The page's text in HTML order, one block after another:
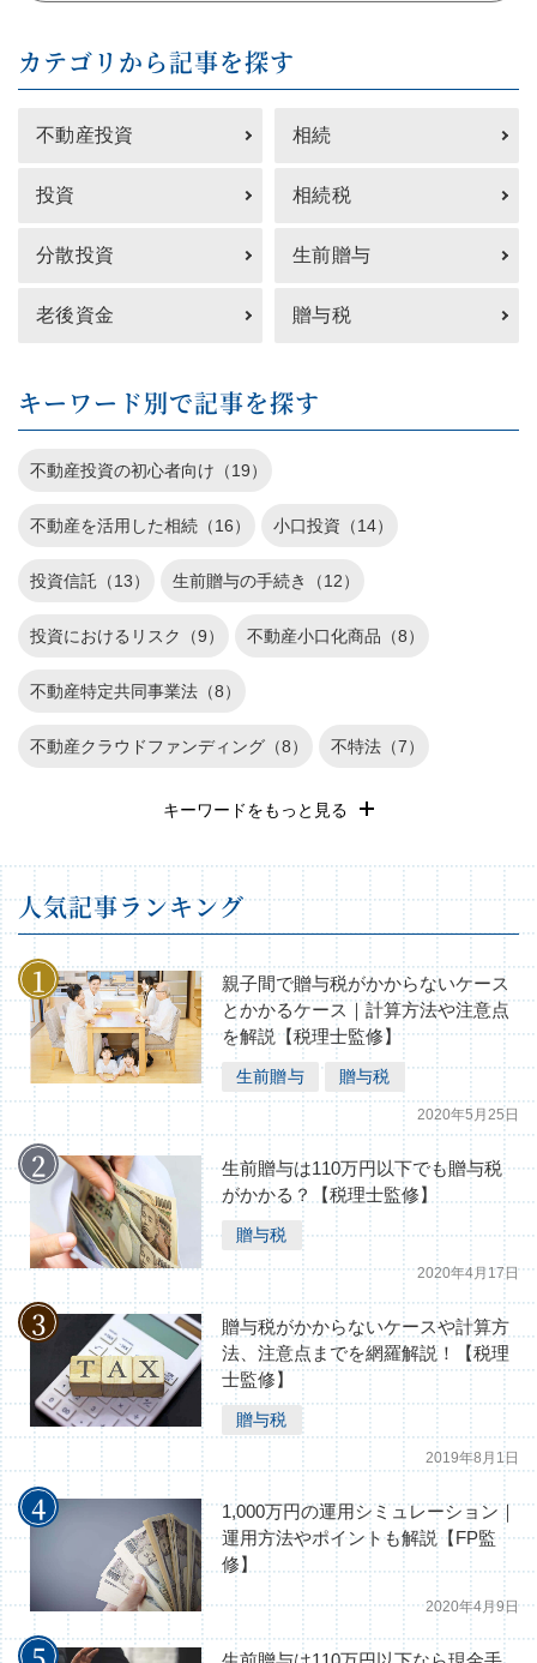
カテゴリから記事を探す
不動産投資 相続
投資 相続税
分散投資 生前贈与
老後資金 贈与税
キーワード別で記事を探す
不動産投資の初心者向け（19）
不動産を活用した相続（16） 小口投資（14）
投資信託（13） 生前贈与の手続き（12）
投資におけるリスク（9） 不動産小口化商品（8）
不動産特定共同事業法（8）
不動産クラウドファンディング（8） 不特法（7）
REIT（6） 遺産相続（5）
不動産（2） 家族信託（1） 株式投資（1）
相続税の基礎知識（1）
キーワードをもっと見る
⼈気記事ランキング
親子間で贈与税がかからないケース
とかかるケース｜計算方法や注意点
を解説【税理士監修】
生前贈与 贈与税
2020年5月25日
生前贈与は110万円以下でも贈与税
がかかる？【税理士監修】
贈与税
2020年4月17日
贈与税がかからないケースや計算方
法、注意点までを網羅解説！【税理
士監修】
贈与税
2019年8月1日
1,000万円の運用シミュレーション｜
運用方法やポイントも解説【FP監
修】
2020年4月9日